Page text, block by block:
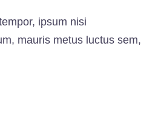
ipsum nisi
mauris metus luctus sem,